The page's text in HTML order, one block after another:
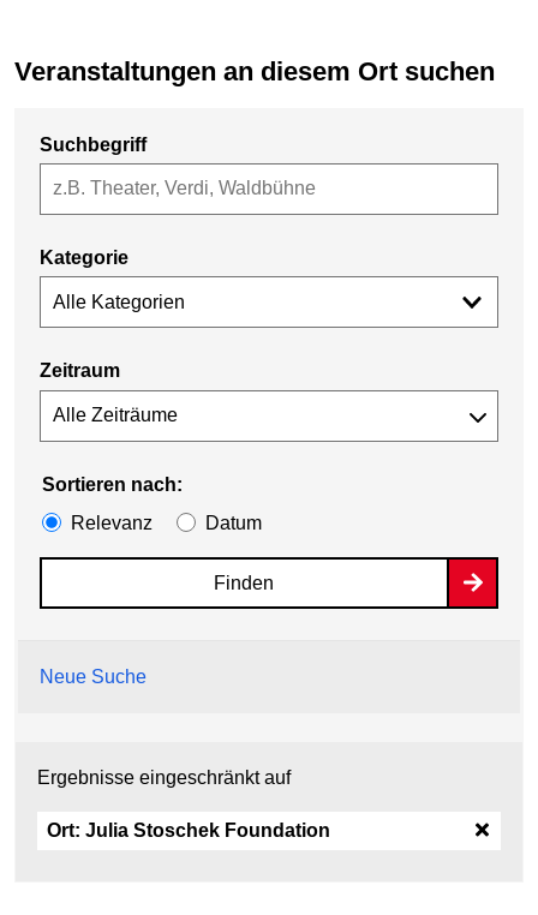
Veranstaltungen an diesem Ort suchen
Suchbegriff
Kategorie
Alle Kategorien
Zeitraum
Sortieren nach:
Relevanz
Datum
Finden
Neue Suche
Ergebnisse eingeschränkt auf
Ort: Julia Stoschek Foundation